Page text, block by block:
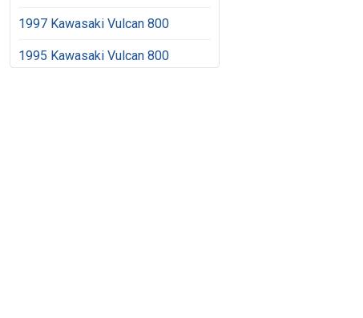
1997 Kawasaki Vulcan 800
1995 Kawasaki Vulcan 800